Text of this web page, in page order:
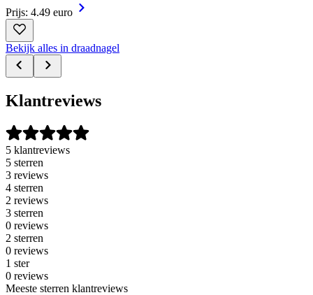
Prijs: 4.49 euro
Bekijk alles in draadnagel
Klantreviews
5 klantreviews
5 sterren
3 reviews
4 sterren
2 reviews
3 sterren
0 reviews
2 sterren
0 reviews
1 ster
0 reviews
Meeste sterren klantreviews